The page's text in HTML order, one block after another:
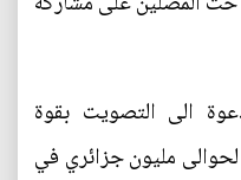
الى التصويت بقوة
لحوالى مليون جزائري في